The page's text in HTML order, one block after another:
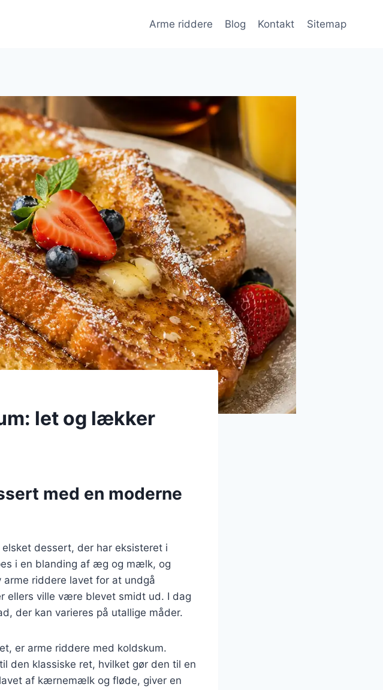
Arme riddere Blog Kontakt Sitemap
let og lækker
med en moderne
dessert, der har eksisteret i
i en blanding af æg og mælk, og
riddere lavet for at undgå
ellers ville være blevet smidt ud. I dag
der kan varieres på utallige måder.
er arme riddere med koldskum.
den klassiske ret, hvilket gør den til en
af kærnemælk og fløde, giver en